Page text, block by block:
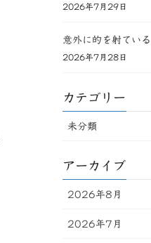
2026年7月29日
意外に的を射ている
2026年7月28日
カテゴリー
未分類
アーカイブ
2026年8月
2026年7月